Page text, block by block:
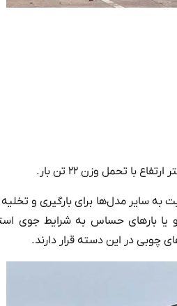
سایر مدل‌ها برای بارگیری و تخلیه
یا بارهای حساس به شرایط جوی
چوبی در این دسته قرار دارند.